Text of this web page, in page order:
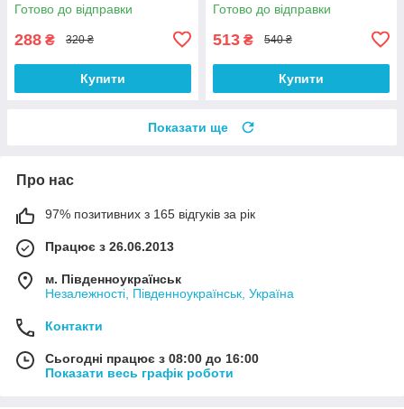
Готово до відправки
288 ₴ 320 ₴
Купити
Готово до відправки
513 ₴ 540 ₴
Купити
Показати ще
Про нас
97% позитивних з 165 відгуків за рік
Працює з 26.06.2013
м. Південноукраїнськ
Незалежності, Південноукраїнськ, Україна
Контакти
Сьогодні працює з 08:00 до 16:00
Показати весь графік роботи